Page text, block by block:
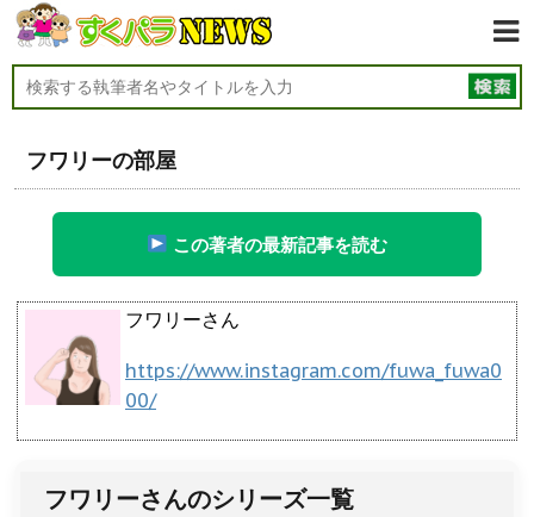
フワリーの部屋
この著者の最新記事を読む
フワリーさん
https://www.instagram.com/fuwa_fuwa0
00/
フワリーさんのシリーズ一覧